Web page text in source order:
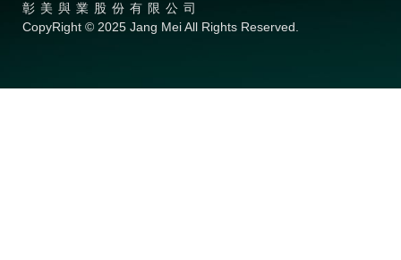
彰美與業股份有限公司
CopyRight © 2025 Jang Mei All Rights Reserved.